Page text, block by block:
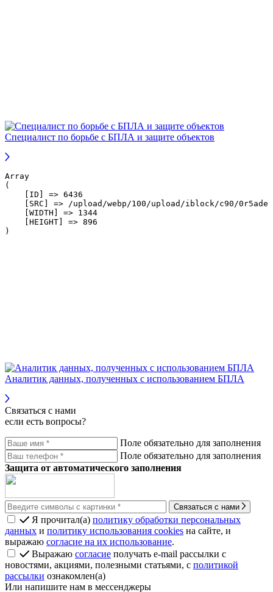
Специалист по борьбе с БПЛА и защите объектов
Array
(
    [ID] => 6436
[SRC] => /upload/webp/100/upload/iblock/c90/
    [WIDTH] => 1344
    [HEIGHT] => 896
Аналитик данных, полученных с использованием БПЛА
Связаться с нами
если есть вопросы?
Поле обязательно для заполнения
Поле обязательно для заполнения
Защита от автоматического заполнения
Связаться с нами
Я прочитал(а) политику обработки персональных
данных и политику использования cookies на сайте, и
выражаю согласие на их использование.
Выражаю согласие получать e-mail рассылки с
новостями, акциями, полезными статьями, с политикой
рассылки ознакомлен(а)
Или напишите нам в мессенджеры